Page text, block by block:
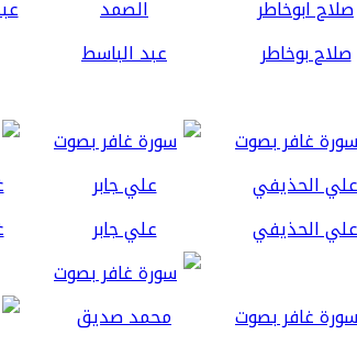
صلاح بوخاطر عبد الباسط
علي الحذيفي علي جابر